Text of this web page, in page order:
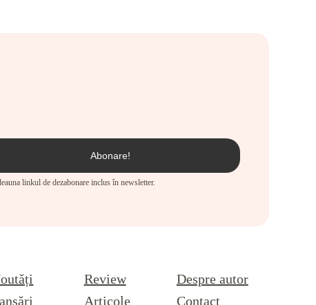
linkul de dezabonare inclus în newsletter.
Review
Articole
Despre autor
Contact